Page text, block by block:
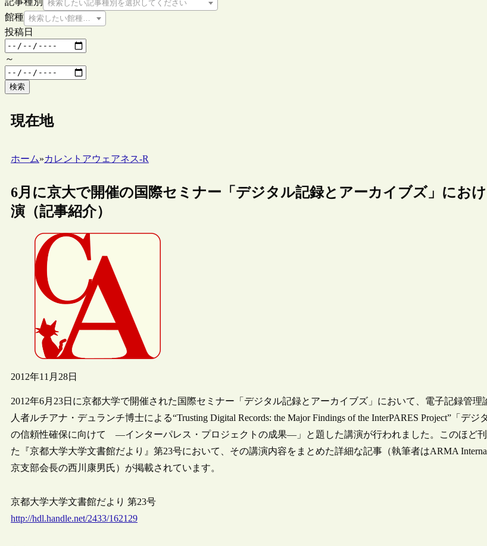
検索したい記事種別を選択してください
館種 検索したい館種を選択してください
投稿日
～
検索
現在地
ホーム»カレントアウェアネス-R
6月に京大で開催の国際セミナー「デジタル記録とアーカイブズ」にお
演（記事紹介）
2012年11月28日
2012年6月23日に京都大学で開催された国際セミナー「デジタル記録とアーカイブズ」において、電子記録管理
人者ルチアナ・デュランチ博士による“Trusting Digital Records: the Major Findings of the InterPARES Project”「デジ
の信頼性確保に向けて ―インターパレス・プロジェクトの成果―」と題した講演が行われました。このほど
た『京都大学大学文書館だより』第23号において、その講演内容をまとめた詳細な記事（執筆者はARMA
京支部会長の西川康男氏）が掲載されています。
京都大学大学文書館だより 第23号
http://hdl.handle.net/2433/162129